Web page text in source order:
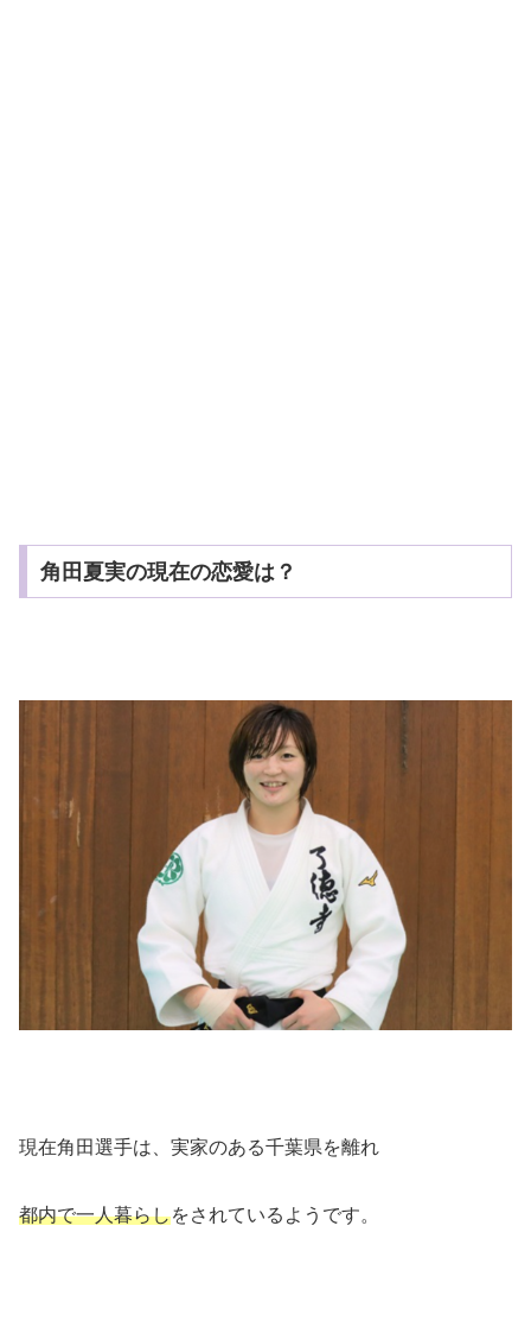
角田夏実の現在の恋愛は？
現在角田選手は、実家のある千葉県を離れ
都内で一人暮らしをされているようです。